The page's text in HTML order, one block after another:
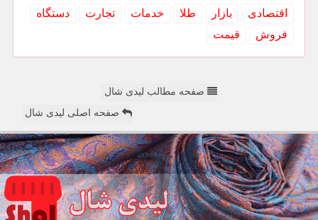
اقتصادی بازار طلا خدمات تجارت
دستگاه
فروش
قیمت
صفحه مطالب لیدی شال
صفحه اصلی لیدی شال